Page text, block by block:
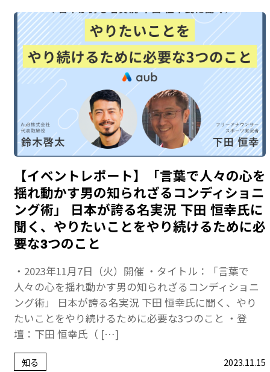
【イベントレポート】「言葉で人々の心を
揺れ動かす男の知られざるコンディショニ
ング術」 日本が誇る名実況 下田 恒幸氏に
聞く、やりたいことをやり続けるために必
要な3つのこと
・2023年11月7日（火）開催 ・タイトル：「言葉で
人々の心を揺れ動かす男の知られざるコンディショニ
ング術」 日本が誇る名実況 下田 恒幸氏に聞く、やり
たいことをやり続けるために必要な3つのこと ・登
壇：下田 恒幸氏（ […]
知る 2023.11.15